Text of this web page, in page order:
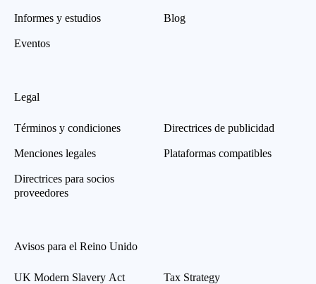
Informes y estudios
Eventos
Blog
Legal
Términos y condiciones
Menciones legales
Directrices para socios
proveedores
Directrices de publicidad
Plataformas compatibles
Avisos para el Reino Unido
UK Modern Slavery Act Tax Strategy